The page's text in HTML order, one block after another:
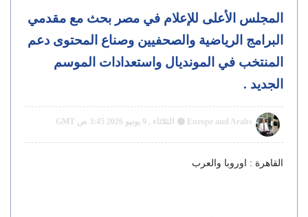
المجلس الأعلى للإعلام في مصر بحث مع مقدمي
البرامج الرياضية والصحفيين وصناع المحتوى دعم
المنتخب في المونديال واستعدادات الموسم
الجديد .
Europe and Arabs الثلاثاء , 9 يونيو 2026 3:45 ص GMT
القاهرة : اوروبا والعرب